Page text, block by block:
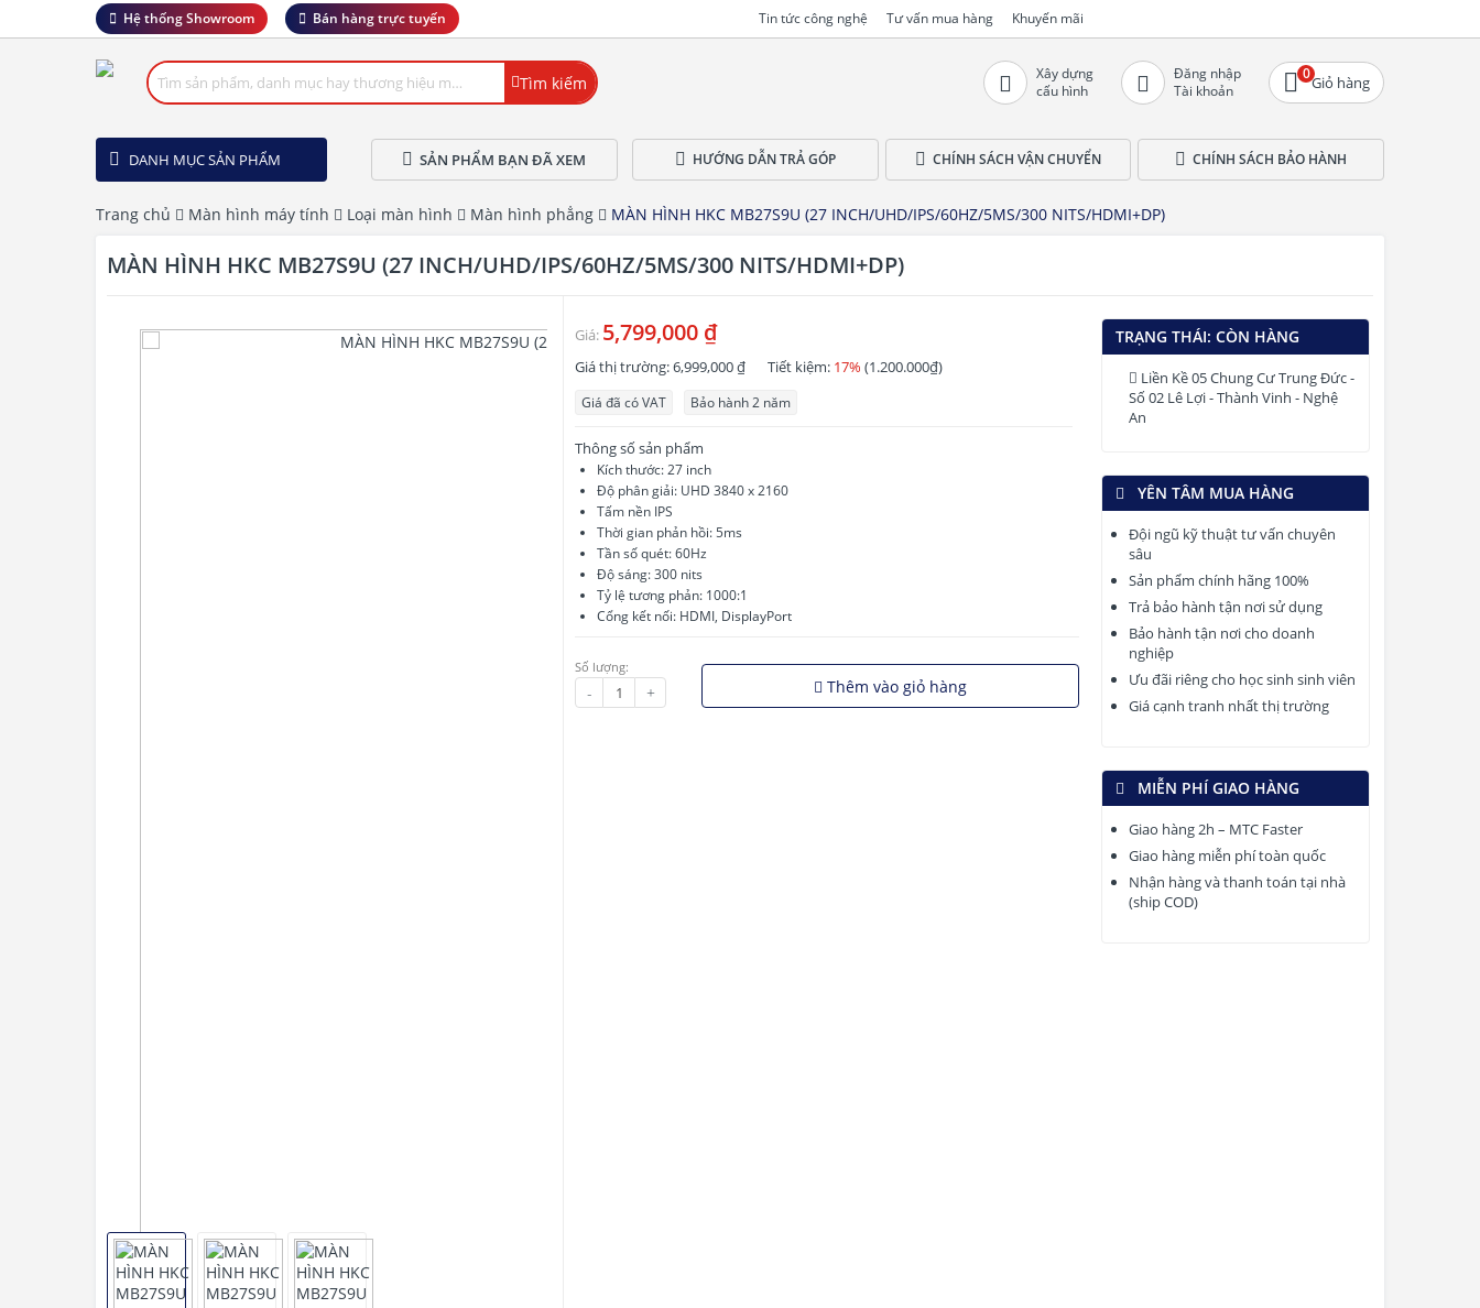
Hệ thống Showroom Bán hàng trực tuyến Tin tức công nghệ Tư vấn mua hàng Khuyến mãi
Tìm kiếm
Xây dựng
cấu hình
Đăng nhập
Tài khoản
0Giỏ hàng
DANH MỤC SẢN PHẨM SẢN PHẨM BẠN ĐÃ XEM HƯỚNG DẪN TRẢ GÓP CHÍNH SÁCH VẬN CHUYỂN CHÍNH SÁCH BẢO HÀNH
Trang chủ Màn hình máy tính Loại màn hình Màn hình phẳng MÀN HÌNH HKC MB27S9U (27 INCH/UHD/IPS/60HZ/5MS/300 NITS/HDMI+DP)
MÀN HÌNH HKC MB27S9U (27 INCH/UHD/IPS/60HZ/5MS/300 NITS/HDMI+DP)
Giá: 5,799,000 ₫
Giá thị trường:6,999,000 ₫ Tiết kiệm: 17% (1.200.000₫)
Giá đã có VAT Bảo hành 2 năm
Thông số sản phẩm
Kích thước: 27 inch
Độ phân giải: UHD 3840 x 2160
Tấm nền IPS
Thời gian phản hồi: 5ms
Tần số quét: 60Hz
Độ sáng: 300 nits
Tỷ lệ tương phản: 1000:1
Cổng kết nối: HDMI, DisplayPort
Số lượng:
- + Thêm vào giỏ hàng
TRẠNG THÁI: CÒN HÀNG
Liền Kề 05 Chung Cư Trung Đức -
Số 02 Lê Lợi - Thành Vinh - Nghệ
An
YÊN TÂM MUA HÀNG
Đội ngũ kỹ thuật tư vấn chuyên
sâu
Sản phẩm chính hãng 100%
Trả bảo hành tận nơi sử dụng
Bảo hành tận nơi cho doanh
nghiệp
Ưu đãi riêng cho học sinh sinh viên
Giá cạnh tranh nhất thị trường
MIỄN PHÍ GIAO HÀNG
Giao hàng 2h – MTC Faster
Giao hàng miễn phí toàn quốc
Nhận hàng và thanh toán tại nhà
(ship COD)